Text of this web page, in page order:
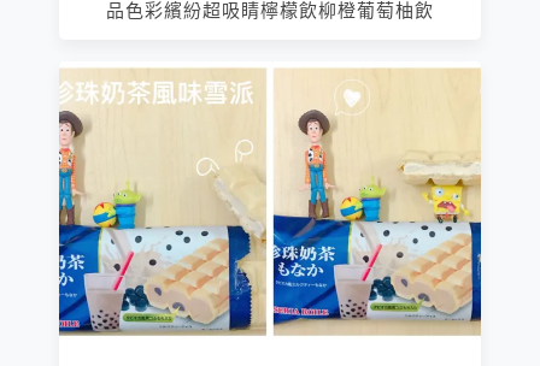
品色彩繽紛超吸睛檸檬飲柳橙葡萄柚飲